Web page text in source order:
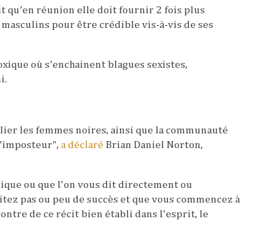
qu’en réunion elle doit fournir 2 fois plus
pour être crédible vis-à-vis de ses
où s’enchainent blagues sexistes,
les femmes noires, ainsi que la communauté
a déclaré Brian Daniel Norton,
ou que l'on vous dit directement ou
pas ou peu de succès et que vous commencez à
de ce récit bien établi dans l'esprit, le